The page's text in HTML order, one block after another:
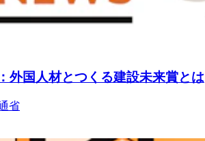
外国人材とつくる建設未来賞とは
省